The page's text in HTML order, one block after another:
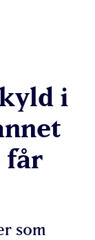
i
får
som